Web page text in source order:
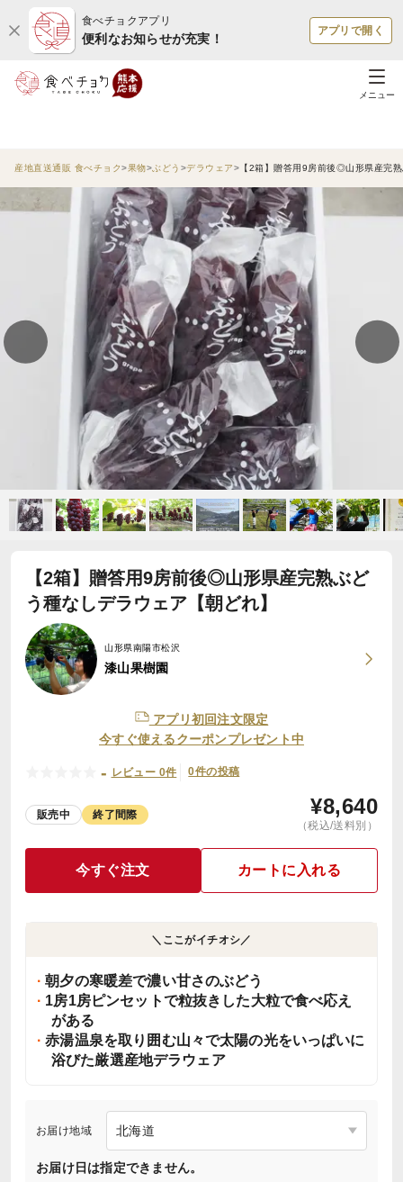
食べチョクアプリ
便利なお知らせが充実！
アプリで開く
メニュー
産地直送通販 食べチョク 果物 ぶどう デラウェア 【2箱】贈答用9房前後◎山形県産完
【2箱】贈答用9房前後◎山形県産完熟ぶど
う種なしデラウェア【朝どれ】
山形県南陽市松沢
漆山果樹園
アプリ初回注文限定
今すぐ使えるクーポンプレゼント中
- レビュー 0件 0件の投稿
販売中 終了間際 ¥8,640
（税込/送料別）
今すぐ注文 カートに入れる
＼ここがイチオシ／
朝夕の寒暖差で濃い甘さのぶどう
1房1房ピンセットで粒抜きした大粒で食べ応え
がある
赤湯温泉を取り囲む山々で太陽の光をいっぱいに
浴びた厳選産地デラウェア
お届け地域
お届け日は指定できません。